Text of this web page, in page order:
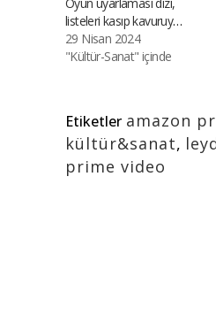
listeleri kasıp kavuruyor
29 Nisan 2024
"Kültür-Sanat" içinde
Etiketler amazon
kültür&sanat,
prime video